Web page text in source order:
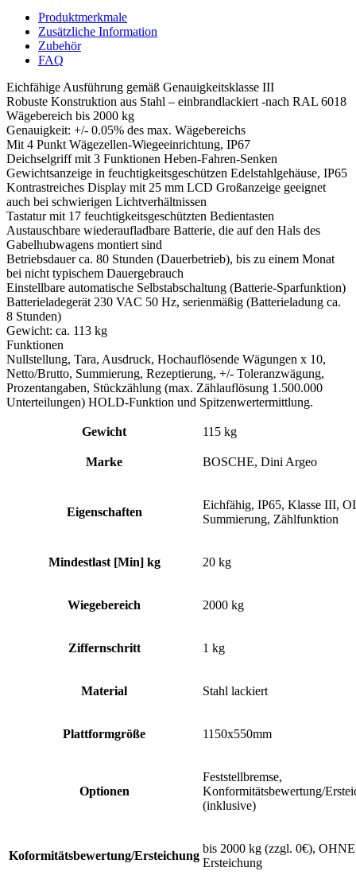
Produktmerkmale
Zusätzliche Information
Zubehör
FAQ
Eichfähige Ausführung gemäß Genauigkeitsklasse III
Robuste Konstruktion aus Stahl – einbrandlackiert -nach RAL 6018
Wägebereich bis 2000 kg
Genauigkeit: +/- 0.05% des max. Wägebereichs
Mit 4 Punkt Wägezellen-Wiegeeinrichtung, IP67
Deichselgriff mit 3 Funktionen Heben-Fahren-Senken
Gewichtsanzeige in feuchtigkeitsgeschützen Edelstahlgehäuse, IP65
Kontrastreiches Display mit 25 mm LCD Großanzeige geeignet
auch bei schwierigen Lichtverhältnissen
Tastatur mit 17 feuchtigkeitsgeschützten Bedientasten
Austauschbare wiederaufladbare Batterie, die auf den Hals des
Gabelhubwagens montiert sind
Betriebsdauer ca. 80 Stunden (Dauerbetrieb), bis zu einem Monat
bei nicht typischem Dauergebrauch
Einstellbare automatische Selbstabschaltung (Batterie-Sparfunktion)
Batterieladegerät 230 VAC 50 Hz, serienmäßig (Batterieladung ca.
8 Stunden)
Gewicht: ca. 113 kg
Funktionen
Nullstellung, Tara, Ausdruck, Hochauflösende Wägungen x 10,
Netto/Brutto, Summierung, Rezeptierung, +/- Toleranzwägung,
Prozentangaben, Stückzählung (max. Zählauflösung 1.500.000
Unterteilungen) HOLD-Funktion und Spitzenwertermittlung.
Gewicht 115 kg
Marke BOSCHE, Dini Argeo
Eigenschaften
Eichfähig, IP65, Klasse III,
Summierung, Zählfunktion
Mindestlast [Min] kg 20 kg
Wiegebereich 2000 kg
Ziffernschritt 1 kg
Material Stahl lackiert
Plattformgröße 1150x550mm
Optionen
Feststellbremse,
Konformitätsbewertung/
(inklusive)
Koformitätsbewertung/Ersteichung
bis 2000 kg (zzgl. 0€), OHNE
Ersteichung